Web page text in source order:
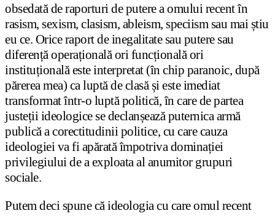
obsedată de raporturi de putere a omului recent în
rasism, sexism, clasism, ableism, speciism sau mai știu
eu ce. Orice raport de inegalitate sau putere sau
diferență operațională ori funcțională ori
instituțională este interpretat (în chip paranoic, după
părerea mea) ca luptă de clasă și este imediat
transformat într-o luptă politică, în care de partea
justeții ideologice se declanșează puternica armă
publică a corectitudinii politice, cu care cauza
ideologiei va fi apărată împotriva dominației
privilegiului de a exploata al anumitor grupuri
sociale.
Putem deci spune că ideologia cu care omul recent